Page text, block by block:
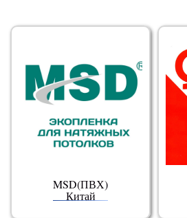
MSD(ПВХ)
Китай